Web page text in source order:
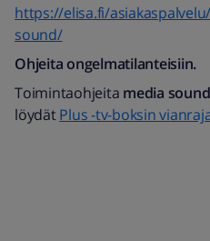
https://elisa.fi/
sound/
Ohjeita ongelmatilanteisiin.
Toimintaohjeita media
löydätPlus -tv-boksin